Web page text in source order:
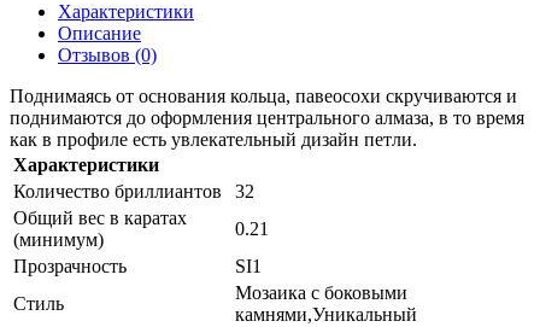
Характеристики
Описание
Отзывов (0)
Поднимаясь от основания кольца, павеосохи скручиваются и
поднимаются до оформления центрального алмаза, в то время
как в профиле есть увлекательный дизайн петли.
Характеристики
Количество бриллиантов
32
Общий вес в каратах
(минимум)
0.21
Прозрачность
SI1
Стиль
Мозаика с боковыми
камнями,Уникальный